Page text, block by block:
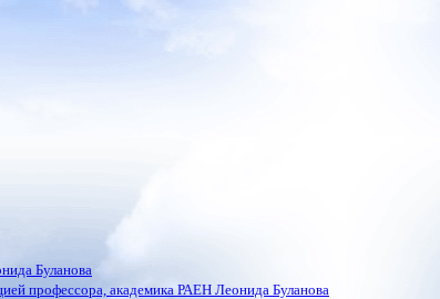
Буланова
профессора, академика РАЕН Леонида Буланова